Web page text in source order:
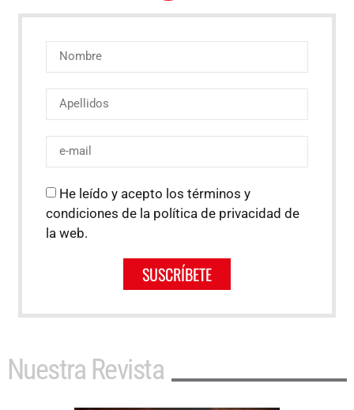
He leído y acepto los términos y
condiciones de la política de privacidad de
la web.
SUSCRÍBETE
Nuestra Revista